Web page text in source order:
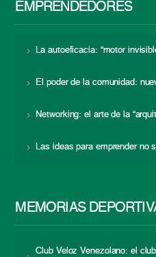
EMPRENDEDORES
La autoeficacia: “motor
El poder de la comunidad:
Networking: el arte de la
Las ideas para emprender no
MEMORIAS
Club Veloz Venezolano: el